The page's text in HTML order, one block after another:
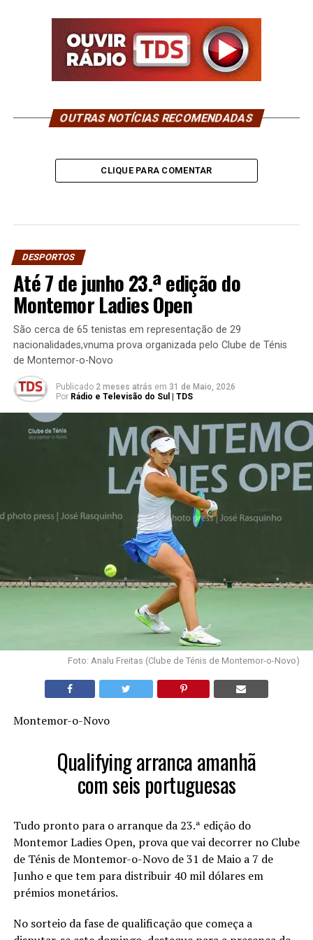
OUTRAS NOTÍCIAS RECOMENDADAS
CLIQUE PARA COMENTAR
DESPORTOS
Até 7 de junho 23.ª edição do
Montemor Ladies Open
São cerca de 65 tenistas em representação de 29
nacionalidades,vnuma prova organizada pelo Clube de Ténis
de Montemor-o-Novo
Publicado 2 meses atrás em 31 de Maio, 2026
Por Rádio e Televisão do Sul | TDS
Foto: Analu Freitas (Clube de Ténis de Montemor-o-Novo)
Montemor-o-Novo
Qualifying arranca amanhã
com seis portuguesas
Tudo pronto para o arranque da 23.ª edição do
Montemor Ladies Open, prova que vai decorrer no Clube
de Ténis de Montemor-o-Novo de 31 de Maio a 7 de
Junho e que tem para distribuir 40 mil dólares em
prémios monetários.
No sorteio da fase de qualificação que começa a